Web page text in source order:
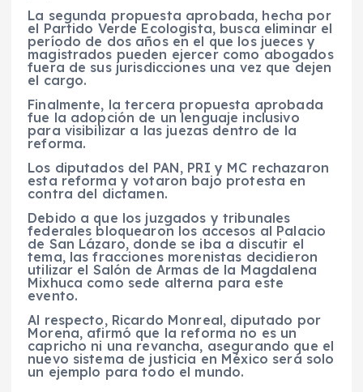
La segunda propuesta aprobada, hecha por
el Partido Verde Ecologista, busca eliminar el
período de dos años en el que los jueces y
magistrados pueden ejercer como abogados
fuera de sus jurisdicciones una vez que dejen
el cargo.
Finalmente, la tercera propuesta aprobada
fue la adopción de un lenguaje inclusivo
para visibilizar a las juezas dentro de la
reforma.
Los diputados del PAN, PRI y MC rechazaron
esta reforma y votaron bajo protesta en
contra del dictamen.
Debido a que los juzgados y tribunales
federales bloquearon los accesos al Palacio
de San Lázaro, donde se iba a discutir el
tema, las fracciones morenistas decidieron
utilizar el Salón de Armas de la Magdalena
Mixhuca como sede alterna para este
evento.
Al respecto, Ricardo Monreal, diputado por
Morena, afirmó que la reforma no es un
capricho ni una revancha, asegurando que el
nuevo sistema de justicia en México será solo
un ejemplo para todo el mundo.